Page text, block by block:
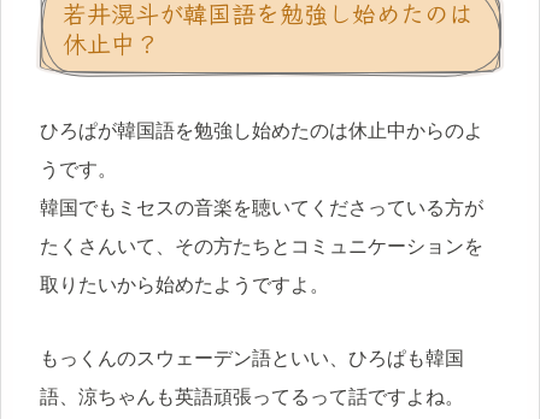
若井滉斗が韓国語を勉強し始めたのは
休止中？
ひろぱが韓国語を勉強し始めたのは休止中からのよ
うです。
韓国でもミセスの音楽を聴いてくださっている方が
たくさんいて、その方たちとコミュニケーションを
取りたいから始めたようですよ。
もっくんのスウェーデン語といい、ひろぱも韓国
語、涼ちゃんも英語頑張ってるって話ですよね。